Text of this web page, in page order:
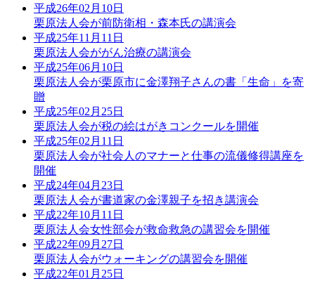
平成26年02月10日
栗原法人会が前防衛相・森本氏の講演会
平成25年11月11日
栗原法人会ががん治療の講演会
平成25年06月10日
栗原法人会が栗原市に金澤翔子さんの書「生命」を寄
贈
平成25年02月25日
栗原法人会が税の絵はがきコンクールを開催
平成25年02月11日
栗原法人会が社会人のマナーと仕事の流儀修得講座を
開催
平成24年04月23日
栗原法人会が書道家の金澤親子を招き講演会
平成22年10月11日
栗原法人会女性部会が救命救急の講習会を開催
平成22年09月27日
栗原法人会がウォーキングの講習会を開催
平成22年01月25日